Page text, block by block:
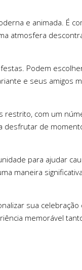
e animada. É
atmosfera
Podem
e seus amigos
com um
de
para ajudar
maneira
sua
memorável